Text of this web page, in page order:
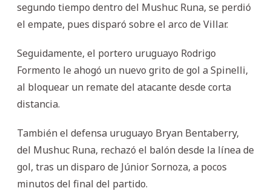
segundo tiempo dentro del Mushuc Runa, se perdió
el empate, pues disparó sobre el arco de Villar.
Seguidamente, el portero uruguayo Rodrigo
Formento le ahogó un nuevo grito de gol a Spinelli,
al bloquear un remate del atacante desde corta
distancia.
También el defensa uruguayo Bryan Bentaberry,
del Mushuc Runa, rechazó el balón desde la línea de
gol, tras un disparo de Júnior Sornoza, a pocos
minutos del final del partido.